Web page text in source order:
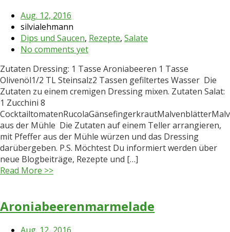
Aug. 12, 2016
silvialehmann
Dips und Saucen, Rezepte, Salate
No comments yet
Zutaten Dressing: 1 Tasse Aroniabeeren 1 Tasse
Olivenöl1/2 TL Steinsalz2 Tassen gefiltertes Wasser Die
Zutaten zu einem cremigen Dressing mixen. Zutaten Salat:
1 Zucchini 8
aus der Mühle Die Zutaten auf einem Teller arrangieren,
mit Pfeffer aus der Mühle würzen und das Dressing
darübergeben. P.S. Möchtest Du informiert werden über
neue Blogbeiträge, Rezepte und […]
Read More >>
Aroniabeerenmarmelade